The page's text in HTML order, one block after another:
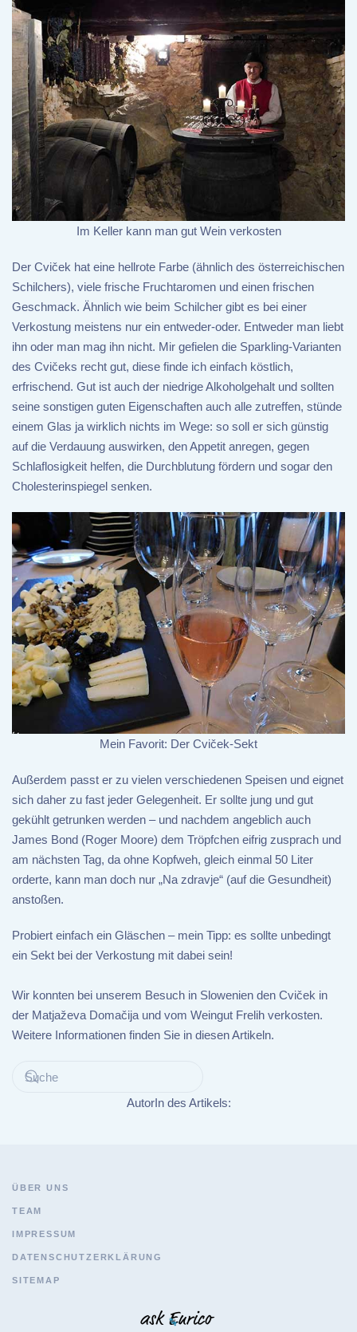
Im Keller kann man gut Wein verkosten
Der Cviček hat eine hellrote Farbe (ähnlich des österreichischen
Schilchers), viele frische Fruchtaromen und einen frischen
Geschmack. Ähnlich wie beim Schilcher gibt es bei einer
Verkostung meistens nur ein entweder-oder. Entweder man liebt
ihn oder man mag ihn nicht. Mir gefielen die Sparkling-Varianten
des Cvičeks recht gut, diese finde ich einfach köstlich,
erfrischend. Gut ist auch der niedrige Alkoholgehalt und sollten
seine sonstigen guten Eigenschaften auch alle zutreffen, stünde
einem Glas ja wirklich nichts im Wege: so soll er sich günstig
auf die Verdauung auswirken, den Appetit anregen, gegen
Schlaflosigkeit helfen, die Durchblutung fördern und sogar den
Cholesterinspiegel senken.
Mein Favorit: Der Cviček-Sekt
Außerdem passt er zu vielen verschiedenen Speisen und eignet
sich daher zu fast jeder Gelegenheit. Er sollte jung und gut
gekühlt getrunken werden – und nachdem angeblich auch
James Bond (Roger Moore) dem Tröpfchen eifrig zusprach und
am nächsten Tag, da ohne Kopfweh, gleich einmal 50 Liter
orderte, kann man doch nur „Na zdravje“ (auf die Gesundheit)
anstoßen.
Probiert einfach ein Gläschen – mein Tipp: es sollte unbedingt
ein Sekt bei der Verkostung mit dabei sein!
Wir konnten bei unserem Besuch in Slowenien den Cviček in
der Matjaževa Domačija und vom Weingut Frelih verkosten.
Weitere Informationen finden Sie in diesen Artikeln.
AutorIn des Artikels:
ÜBER UNS
TEAM
IMPRESSUM
DATENSCHUTZERKLÄRUNG
SITEMAP